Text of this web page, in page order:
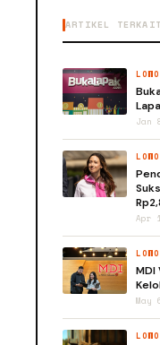
ARTIKEL TERKAIT
Jan
Apr
May